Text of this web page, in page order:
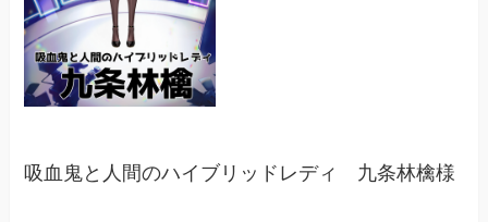
吸血鬼と人間のハイブリッドレディ 九条林檎様